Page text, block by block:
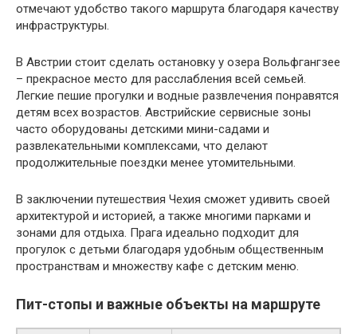
отмечают удобство такого маршрута благодаря качеству
инфраструктуры.
В Австрии стоит сделать остановку у озера Вольфгангзее
– прекрасное место для расслабления всей семьей.
Легкие пешие прогулки и водные развлечения понравятся
детям всех возрастов. Австрийские сервисные зоны
часто оборудованы детскими мини-садами и
развлекательными комплексами, что делают
продолжительные поездки менее утомительными.
В заключении путешествия Чехия сможет удивить своей
архитектурой и историей, а также многими парками и
зонами для отдыха. Прага идеально подходит для
прогулок с детьми благодаря удобным общественным
пространствам и множеству кафе с детским меню.
Пит-стопы и важные объекты на маршруте